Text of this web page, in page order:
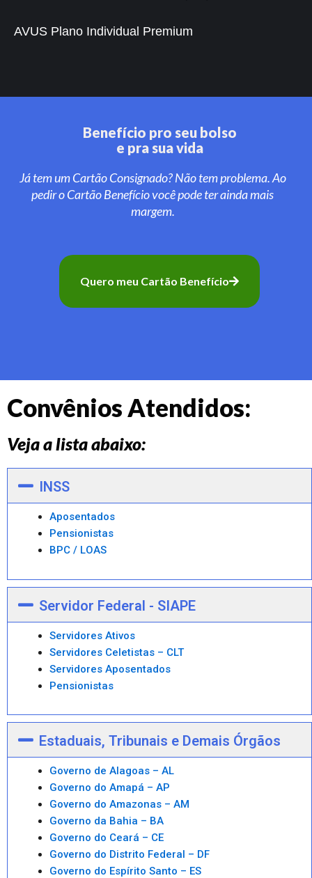
AVUS Plano Individual Premium
Benefício pro seu bolso
e pra sua vida
Já tem um Cartão Consignado? Não tem problema. Ao
pedir o Cartão Benefício você pode ter ainda mais
margem.
Quero meu Cartão Benefício
Convênios Atendidos:
Veja a lista abaixo:
INSS
Aposentados
Pensionistas
BPC / LOAS
Servidor Federal - SIAPE
Servidores Ativos
Servidores Celetistas – CLT
Servidores Aposentados
Pensionistas
Estaduais, Tribunais e Demais Órgãos
Governo de Alagoas – AL
Governo do Amapá – AP
Governo do Amazonas – AM
Governo da Bahia – BA
Governo do Ceará – CE
Governo do Distrito Federal – DF
Governo do Espírito Santo – ES